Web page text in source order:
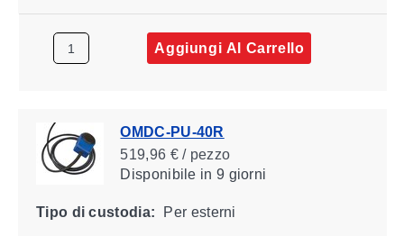
Aggiungi Al Carrello
OMDC-PU-40R
519,96 € / pezzo
Disponibile in 9 giorni
Tipo di custodia: Per esterni